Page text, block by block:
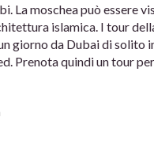
La moschea può essere
islamica. I tour
giorno da Dubai di solito
Prenota quindi un tour